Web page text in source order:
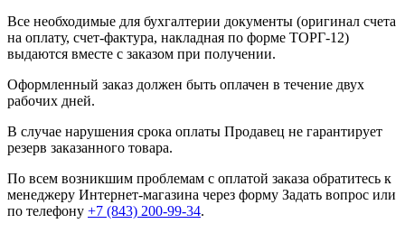
Все необходимые для бухгалтерии документы (оригинал счета
на оплату, счет-фактура, накладная по форме ТОРГ-12)
выдаются вместе с заказом при получении.
Оформленный заказ должен быть оплачен в течение двух
рабочих дней.
В случае нарушения срока оплаты Продавец не гарантирует
резерв заказанного товара.
По всем возникшим проблемам с оплатой заказа обратитесь к
менеджеру Интернет-магазина через форму Задать вопрос или
по телефону +7 (843) 200-99-34.